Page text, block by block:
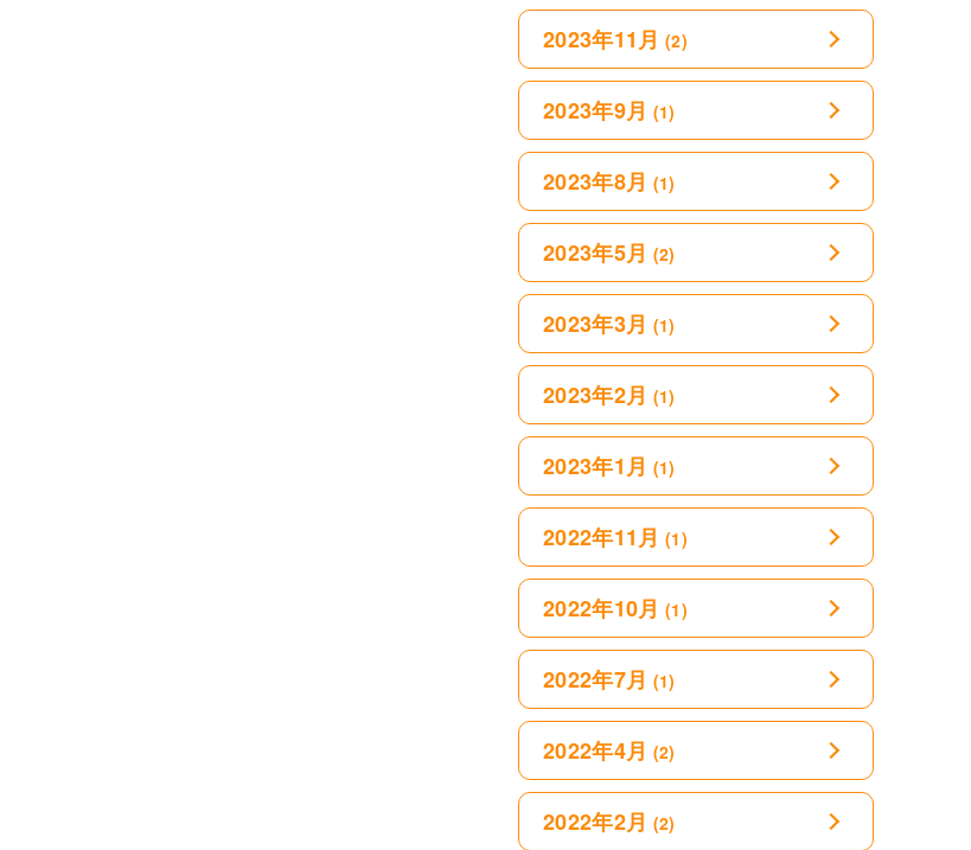
2023年11月 (2)
2023年9月 (1)
2023年8月 (1)
2023年5月 (2)
2023年3月 (1)
2023年2月 (1)
2023年1月 (1)
2022年11月 (1)
2022年10月 (1)
2022年7月 (1)
2022年4月 (2)
2022年2月 (2)